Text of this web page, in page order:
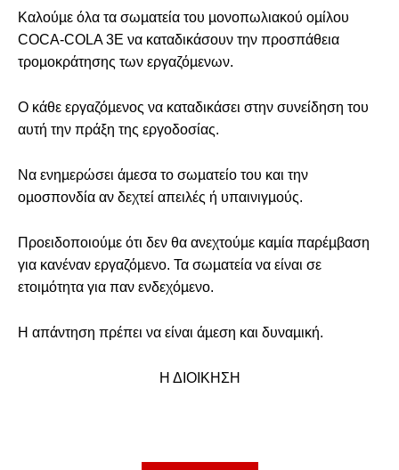
Καλούµε όλα τα σωµατεία του µονοπωλιακού οµίλου
COCA-COLA 3Ε να καταδικάσουν την προσπάθεια
τροµοκράτησης των εργαζόµενων.
Ο κάθε εργαζόµενος να καταδικάσει στην συνείδηση του
αυτή την πράξη της εργοδοσίας.
Να ενηµερώσει άµεσα το σωµατείο του και την
οµοσπονδία αν δεχτεί απειλές ή υπαινιγµούς.
Προειδοποιούµε ότι δεν θα ανεχτούµε καµία παρέµβαση
για κανέναν εργαζόµενο. Τα σωµατεία να είναι σε
ετοιµότητα για παν ενδεχόµενο.
Η απάντηση πρέπει να είναι άµεση και δυναµική.
Η ΔΙΟΙΚΗΣΗ